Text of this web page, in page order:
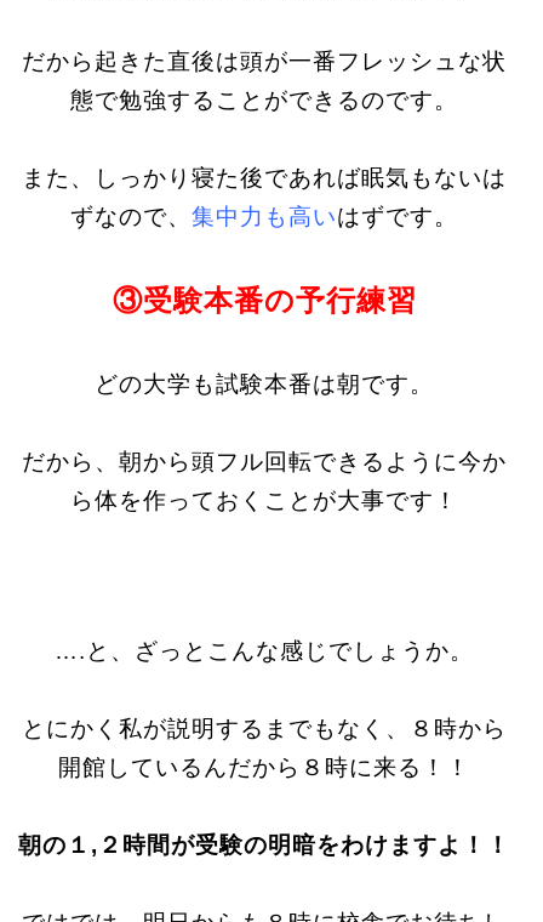
だから起きた直後は頭が一番フレッシュな状
態で勉強することができるのです。
また、しっかり寝た後であれば眠気もないは
ずなので、集中力も高いはずです。
③受験本番の予行練習
どの大学も試験本番は朝です。
だから、朝から頭フル回転できるように今か
ら体を作っておくことが大事です！
….と、ざっとこんな感じでしょうか。
とにかく私が説明するまでもなく、８時から
開館しているんだから８時に来る！！
朝の１,２時間が受験の明暗をわけますよ！！